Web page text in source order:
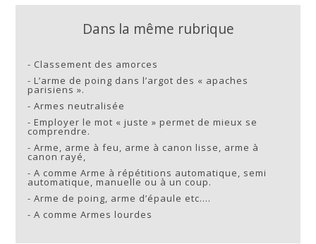
Dans la même rubrique
- Classement des amorces
-L’arme de poing dans l’argot des « apaches
parisiens ».
-Armes neutralisée
-Employer le mot « juste » permet de mieux se
comprendre.
-Arme, arme à feu, arme à canon lisse, arme à
canon rayé,
-A comme Arme à répétitions automatique, semi
automatique, manuelle ou à un coup.
-Arme de poing, arme d’épaule etc….
-A comme Armes lourdes